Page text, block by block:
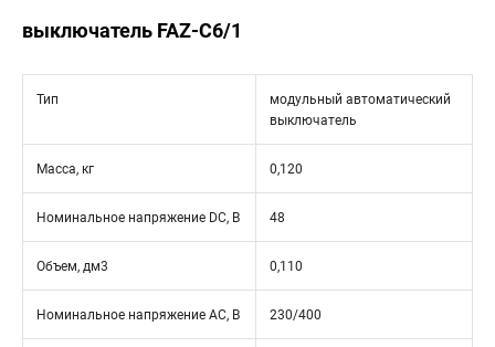
выключатель FAZ-C6/1
Тип
модульный автоматический
выключатель
Масса, кг 0,120
Номинальное напряжение DC, В 48
Объем, дм3 0,110
Номинальное напряжение АС, В 230/400